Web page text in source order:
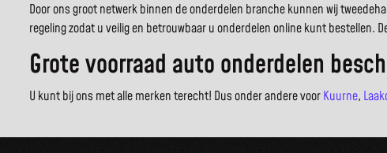
Door ons groot netwerk binnen de onderdelen branche kunnen wij
regeling zodat u veilig en betrouwbaar u onderdelen online kunt bestellen.
Grote voorraad auto onderdelen
U kunt bij ons met alle merken terecht! Dus onder andere voorKuurne,